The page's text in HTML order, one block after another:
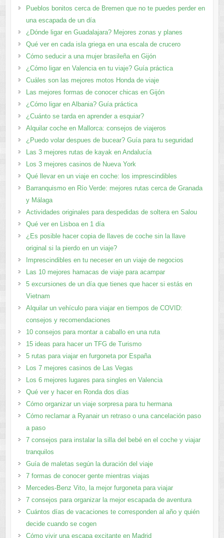
Pueblos bonitos cerca de Bremen que no te puedes perder en
una escapada de un día
¿Dónde ligar en Guadalajara? Mejores zonas y planes​
Qué ver en cada isla griega en una escala de crucero
Cómo seducir a una mujer brasileña en Gijón
¿Cómo ligar en Valencia en tu viaje? Guía práctica
Cuáles son las mejores motos Honda de viaje
Las mejores formas de conocer chicas en Gijón
¿Cómo ligar en Albania? Guía práctica
¿Cuánto se tarda en aprender a esquiar?
Alquilar coche en Mallorca: consejos de viajeros
¿Puedo volar despues de bucear? Guía para tu seguridad
Las 3 mejores rutas de kayak en Andalucía
Los 3 mejores casinos de Nueva York
Qué llevar en un viaje en coche: los imprescindibles
Barranquismo en Río Verde: mejores rutas cerca de Granada
y Málaga
Actividades originales para despedidas de soltera en Salou
Qué ver en Lisboa en 1 día
¿Es posible hacer copia de llaves de coche sin la llave
original si la pierdo en un viaje?
Imprescindibles en tu neceser en un viaje de negocios
Las 10 mejores hamacas de viaje para acampar
5 excursiones de un día que tienes que hacer si estás en
Vietnam
Alquilar un vehículo para viajar en tiempos de COVID:
consejos y recomendaciones
10 consejos para montar a caballo en una ruta
15 ideas para hacer un TFG de Turismo
5 rutas para viajar en furgoneta por España
Los 7 mejores casinos de Las Vegas
Los 6 mejores lugares para singles en Valencia
Qué ver y hacer en Ronda dos días
Cómo organizar un viaje sorpresa para tu hermana
Cómo reclamar a Ryanair un retraso o una cancelación paso
a paso
7 consejos para instalar la silla del bebé en el coche y viajar
tranquilos
Guía de maletas según la duración del viaje
7 formas de conocer gente mientras viajas
Mercedes-Benz Vito, la mejor furgoneta para viajar
7 consejos para organizar la mejor escapada de aventura
Cuántos días de vacaciones te corresponden al año y quién
decide cuando se cogen
Cómo vivir una escapa excitante en Madrid